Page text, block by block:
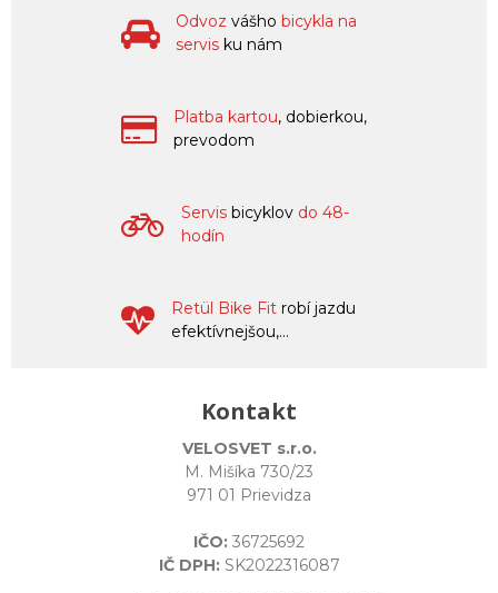
Odvoz vášho bicykla na
servis ku nám
Platba kartou, dobierkou,
prevodom
Servis bicyklov do 48-
hodín
Retül Bike Fit robí jazdu
efektívnejšou,...
Kontakt
VELOSVET s.r.o.
M. Mišíka 730/23
971 01 Prievidza
IČO: 36725692
IČ DPH: SK2022316087